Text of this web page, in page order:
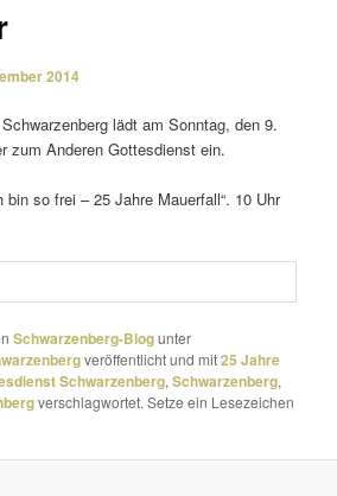
2014
lädt am Sonntag, den 9.
zum Anderen Gottesdienst ein.
so frei – 25 Jahre Mauerfall“. 10 Uhr
Schwarzenberg-Blogunter
veröffentlicht und mit25 Jahre
Schwarzenberg,Schwarzenberg,
verschlagwortet. Setze ein Lesezeichen